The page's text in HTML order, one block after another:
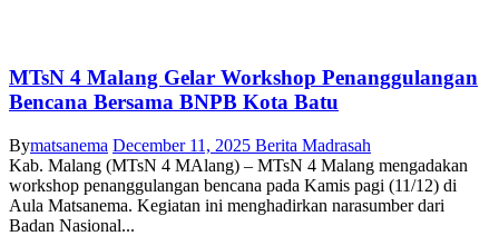
MTsN 4 Malang Gelar Workshop Penanggulangan
Bencana Bersama BNPB Kota Batu
Bymatsanema December 11, 2025 Berita Madrasah
Kab. Malang (MTsN 4 MAlang) – MTsN 4 Malang mengadakan
workshop penanggulangan bencana pada Kamis pagi (11/12) di
Aula Matsanema. Kegiatan ini menghadirkan narasumber dari
Badan Nasional...